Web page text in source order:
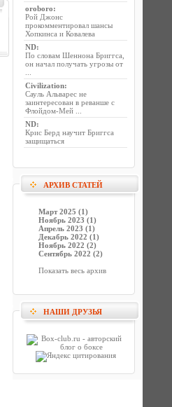
oroboro:
Рой Джонс
прокомментировал шансы
Хопкинса и Ковалева
ND:
По словам Шеннона Бриггса,
он начал получать угрозы от
Civilization:
Сауль Альварес не
заинтересован в реванше с
Флойдом-Мей ...
ND:
Крис Берд научит Бриггса
защищаться
АРХИВ СТАТЕЙ
Март 2025 (1)
Ноябрь 2023 (1)
Апрель 2023 (1)
Декабрь 2022 (1)
Ноябрь 2022 (2)
Сентябрь 2022 (2)
Показать весь архив
НАШИ ДРУЗЬЯ